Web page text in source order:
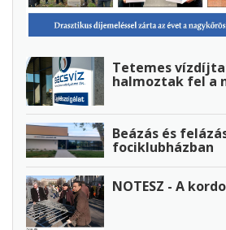
Tetemes
halmoztak fel a
Beázás és
fociklubházban
NOTESZ - A